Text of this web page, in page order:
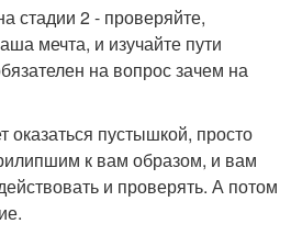
стадии 2 - проверяйте,
мечта, и изучайте пути
на вопрос зачем на
оказаться пустышкой, просто
к вам образом, и вам
и проверять. А потом